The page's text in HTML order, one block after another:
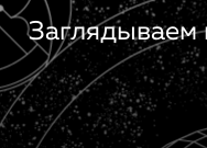
Заглядываем